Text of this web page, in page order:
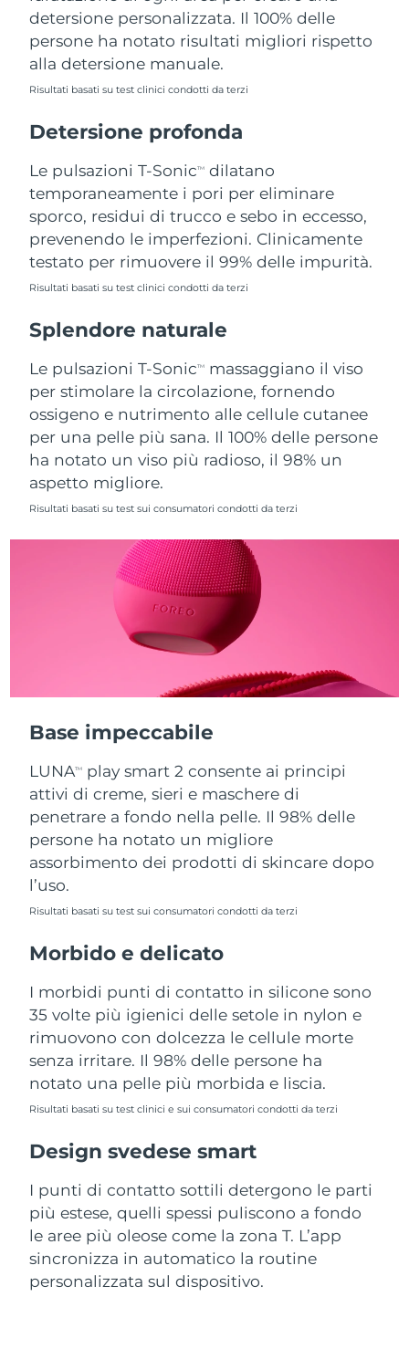
detersione personalizzata. Il 100% delle
persone ha notato risultati migliori rispetto
alla detersione manuale.
Risultati basati su test clinici condotti da terzi
Detersione profonda
Le pulsazioni T-SonicTM
dilatano
temporaneamente i pori per eliminare
sporco, residui di trucco e sebo in eccesso,
prevenendo le imperfezioni. Clinicamente
testato per rimuovere il 99% delle impurità.
Risultati basati su test clinici condotti da terzi
Splendore naturale
Le pulsazioni T-SonicTM
massaggiano il viso
per stimolare la circolazione, fornendo
ossigeno e nutrimento alle cellule cutanee
per una pelle più sana. Il 100% delle persone
ha notato un viso più radioso, il 98% un
aspetto migliore.
Risultati basati su test sui consumatori condotti da terzi
Base impeccabile
LUNATM
play smart 2 consente ai principi
attivi di creme, sieri e maschere di
penetrare a fondo nella pelle. Il 98% delle
persone ha notato un migliore
assorbimento dei prodotti di skincare dopo
l’uso.
Risultati basati su test sui consumatori condotti da terzi
Morbido e delicato
I morbidi punti di contatto in silicone sono
35 volte più igienici delle setole in nylon e
rimuovono con dolcezza le cellule morte
senza irritare. Il 98% delle persone ha
notato una pelle più morbida e liscia.
Risultati basati su test clinici e sui consumatori condotti da terzi
Design svedese smart
I punti di contatto sottili detergono le parti
più estese, quelli spessi puliscono a fondo
le aree più oleose come la zona T. L’app
sincronizza in automatico la routine
personalizzata sul dispositivo.
Filippine Consegna stimata8/14/26
Polonia
Qatar Consegna stimata
Riunione Consegna stimata 8/16/26
Romania Consegna stimata
Russia
Arabia Saudita Consegna stimata 8/12/26
Singapore Consegna stimata
Slovacchia Consegna stimata 8/11/26
Slovenia
Corea del Sud Consegna stimata
Consegna stimata
Thailandia Consegna stimata
Turchia Consegna stimata
Emirati Arabi Uniti 8/12/26
Regno Unito Consegna stimata
Stati Uniti
Uzbekistan
Vietnam Consegna stimata 8/17/26